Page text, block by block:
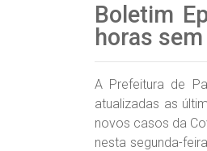
Boletim
horas
A Prefeitura de
atualizadas as
novos casos da
nesta segunda-